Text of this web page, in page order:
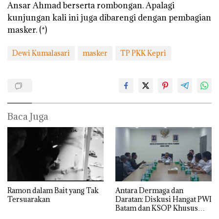
Ansar Ahmad berserta rombongan. Apalagi
kunjungan kali ini juga dibarengi dengan pembagian
masker. (*)
Dewi Kumalasari masker TP PKK Kepri
Baca Juga
Ramon dalam Bait yang Tak
Tersuarakan
Antara Dermaga dan
Daratan: Diskusi Hangat PWI
Batam dan KSOP Khusus